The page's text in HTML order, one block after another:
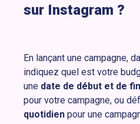
sur Instagram ?
En lançant une campagne,
indiquez quel est votre
une date de début et de fin
pour votre campagne, ou
quotidien pour une